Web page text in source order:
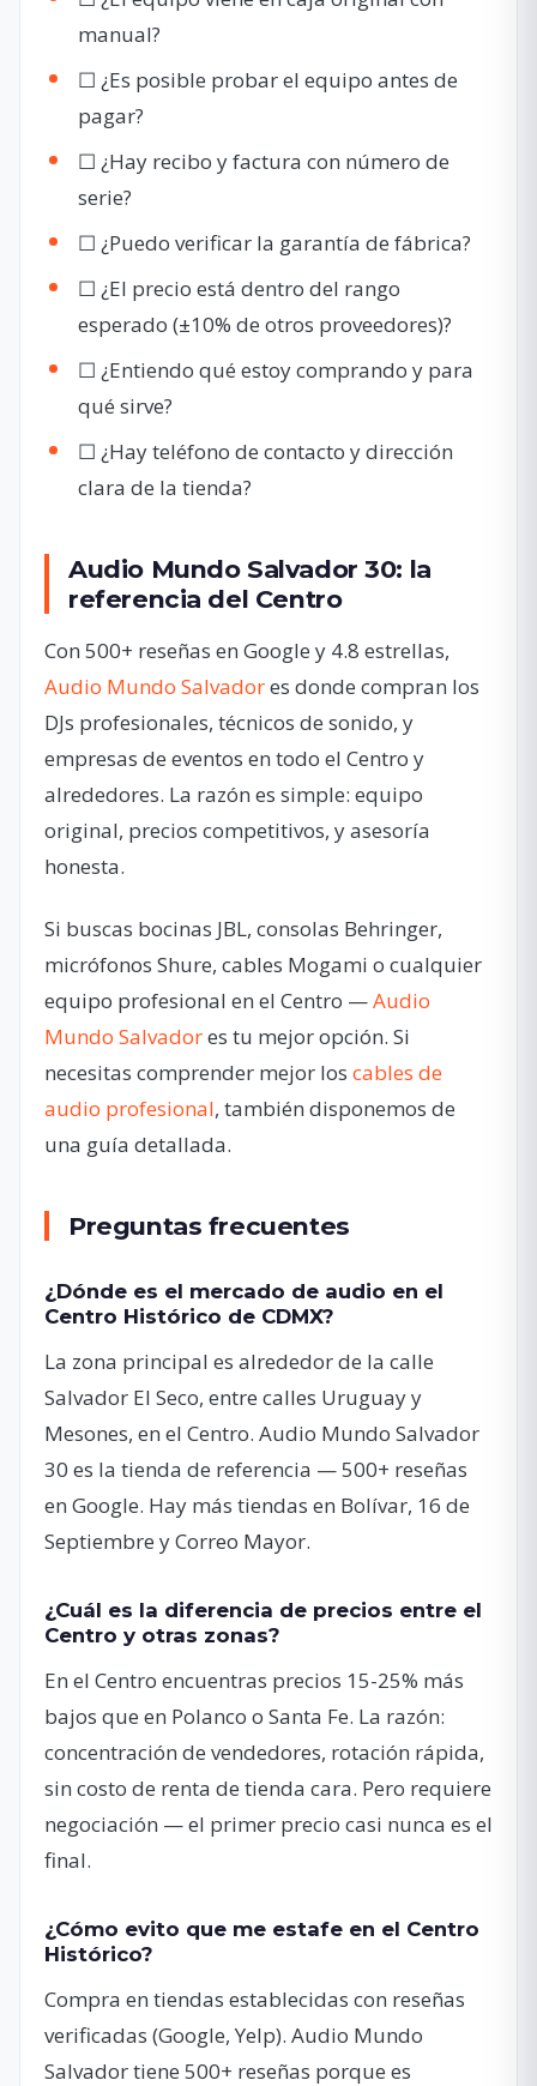
manual?
☐ ¿Es posible probar el equipo antes de
pagar?
☐ ¿Hay recibo y factura con número de
serie?
☐ ¿Puedo verificar la garantía de fábrica?
☐ ¿El precio está dentro del rango
esperado (±10% de otros proveedores)?
☐ ¿Entiendo qué estoy comprando y para
qué sirve?
☐ ¿Hay teléfono de contacto y dirección
clara de la tienda?
Audio Mundo Salvador 30: la
referencia del Centro
Con 500+ reseñas en Google y 4.8 estrellas,
Audio Mundo Salvadores donde compran los
DJs profesionales, técnicos de sonido, y
empresas de eventos en todo el Centro y
alrededores. La razón es simple: equipo
original, precios competitivos, y asesoría
honesta.
Si buscas bocinas JBL, consolas Behringer,
micrófonos Shure, cables Mogami o cualquier
equipo profesional en el Centro —Audio
Mundo Salvadores tu mejor opción. Si
necesitas comprender mejor los cables de
audio profesional, también disponemos de
una guía detallada.
Preguntas frecuentes
¿Dónde es el mercado de audio en el
Centro Histórico de CDMX?
La zona principal es alrededor de la calle
Salvador El Seco, entre calles Uruguay y
Mesones, en el Centro. Audio Mundo Salvador
30 es la tienda de referencia — 500+ reseñas
en Google. Hay más tiendas en Bolívar, 16 de
Septiembre y Correo Mayor.
¿Cuál es la diferencia de precios entre el
Centro y otras zonas?
En el Centro encuentras precios 15-25% más
bajos que en Polanco o Santa Fe. La razón:
concentración de vendedores, rotación rápida,
sin costo de renta de tienda cara. Pero requiere
negociación — el primer precio casi nunca es el
final.
¿Cómo evito que me estafe en el Centro
Histórico?
Compra en tiendas establecidas con reseñas
verificadas (Google, Yelp). Audio Mundo
Salvador tiene 500+ reseñas porque es